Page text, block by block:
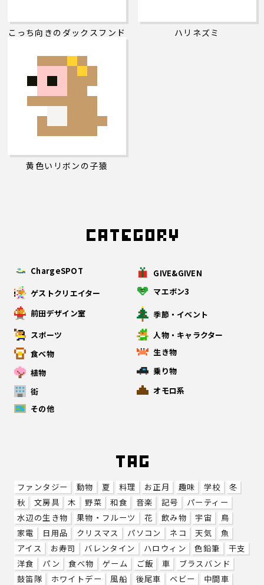
ChargeSPOT
GIVE&GIVEN
ゲストクリエイター
マエボン3
前田デザイン室
季節・イベント
スポーツ
人物・キャラクター
食べ物
生き物
植物
乗り物
街
オモロ系
その他
ファンタジー 動物 夏 料理 お正月 趣味 学校
冬
秋
文房具 木 野菜 和食 音楽 記号
パーティー
水辺の生き物
果物・フルーツ 花 飲み物 宇宙
鳥
家電
日用品 クリスマス パソコン ネコ 天気
魚
アイス
お寿司 バレンタイン ハロウィン 色鉛筆
干支
洋食
パン 食べ物 ゲーム ご飯 車
ブラスバンド
鼓笛隊
ホワイトデー 風船 後尾車 ベビー
中間車
こっち向きのダックスフンド ハリネズミ
黄色いリボンの子猿